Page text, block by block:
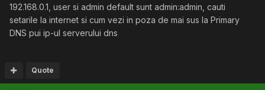
192.168.0.1, user si admin default sunt admin:admin, cauti
setarile la internet si cum vezi in poza de mai sus la Primary
DNS pui ip-ul serverului dns
Quote